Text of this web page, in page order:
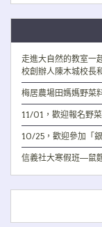
走進大自然的教室一
校創辦人陳木城校長
梅居農場田媽媽野菜
11/01，歡迎報名野
10/25，歡迎參加「
信義社大寒假班—鼠